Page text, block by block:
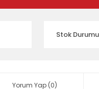
Stok Durumu
Yorum Yap (0)